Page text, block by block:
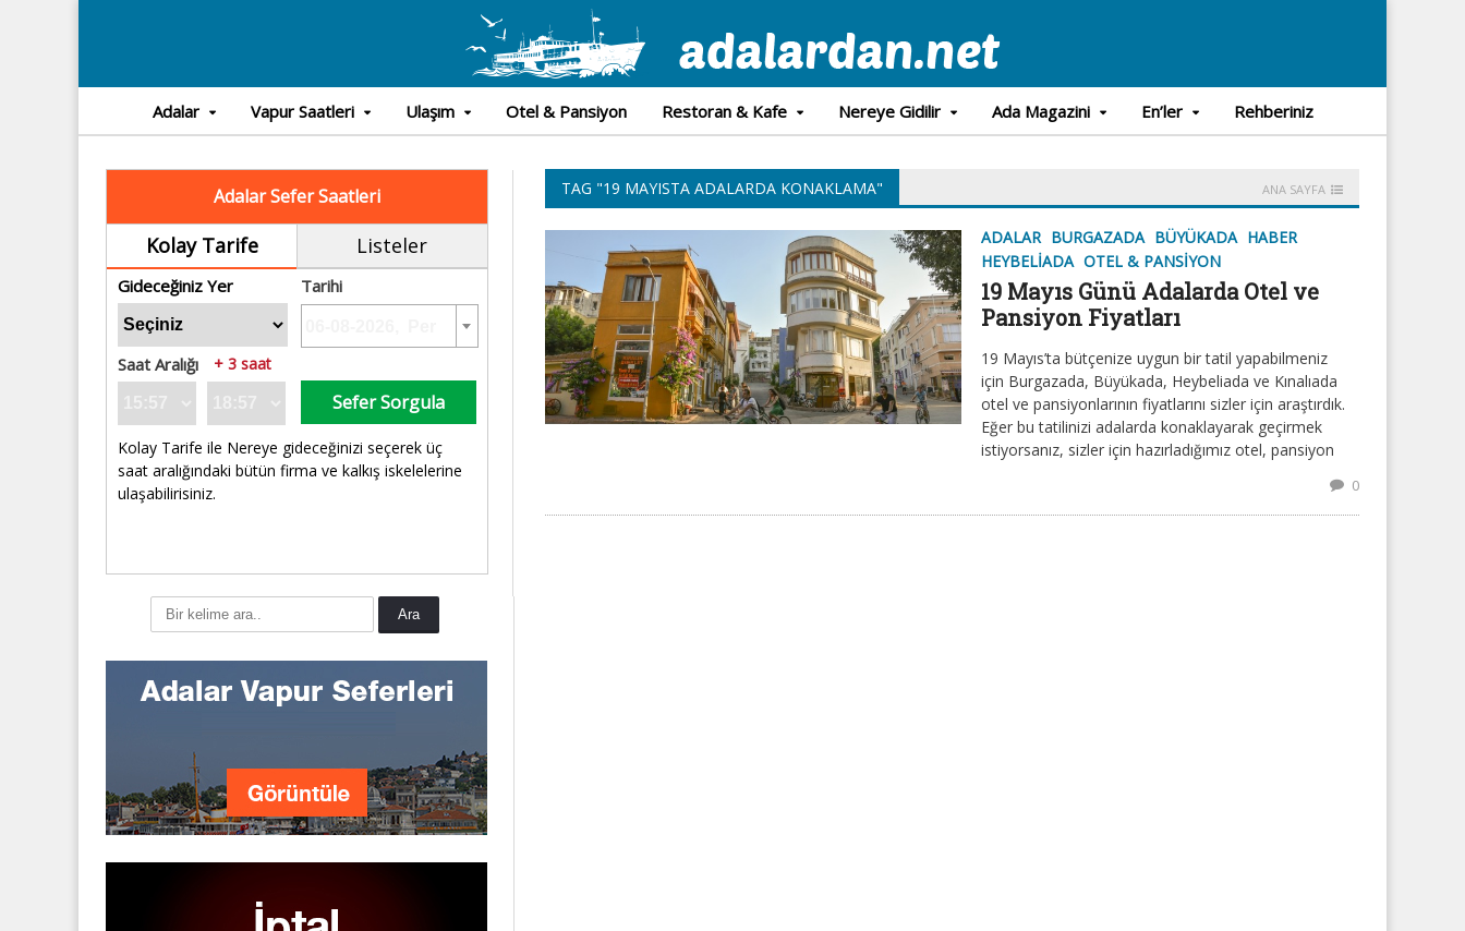
Adalar Vapur Saatleri Ulaşım Otel & Pansiyon Restoran & Kafe Nereye Gidilir Ada Magazini En’ler Rehberiniz
Adalar Sefer Saatleri
Kolay Tarife Listeler
Gideceğiniz Yer Tarihi
Saat Aralığı + 3 saat
Sefer Sorgula
Kolay Tarife ile Nereye gideceğinizi seçerek üç
saat aralığındaki bütün firma ve kalkış iskelelerine
ulaşabilirisiniz.
TAG "19 MAYISTA ADALARDA KONAKLAMA" ANA SAYFA
ADALAR BURGAZADA BÜYÜKADA HABER
HEYBELIADA OTEL & PANSIYON
19 Mayıs Günü Adalarda Otel ve
Pansiyon Fiyatları
19 Mayıs’ta bütçenize uygun bir tatil yapabilmeniz
için Burgazada, Büyükada, Heybeliada ve Kınalıada
otel ve pansiyonlarının fiyatlarını sizler için araştırdık.
Eğer bu tatilinizi adalarda konaklayarak geçirmek
istiyorsanız, sizler için hazırladığımız otel, pansiyon
0